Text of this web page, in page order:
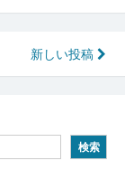
新しい投稿
検索